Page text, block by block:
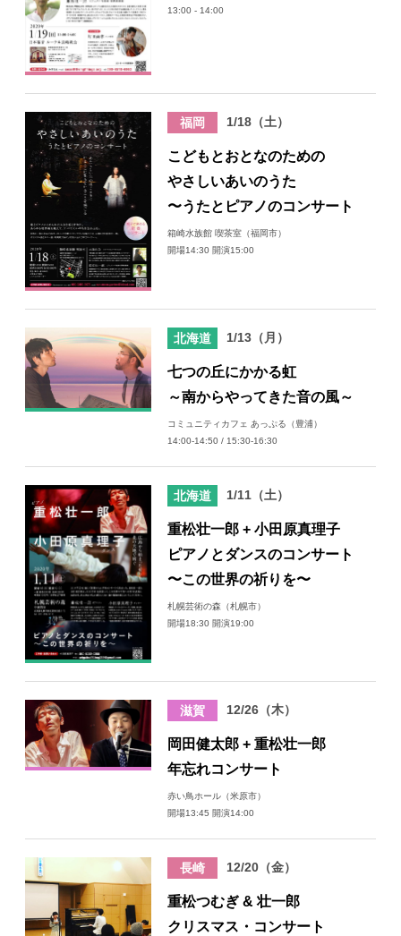
Specials
プロフィール
演奏依頼
お問い合わせ
13:00 - 14:00
福岡 1/18（土）
こどもとおとなのための
やさしいあいのうた
〜うたとピアノのコンサート
箱崎水族館 喫茶室（福岡市）
開場14:30 開演15:00
北海道 1/13（月）
七つの丘にかかる虹
～南からやってきた音の風～
コミュニティカフェ あっぷる（豊浦）
14:00-14:50 / 15:30-16:30
北海道 1/11（土）
重松壮一郎 + 小田原真理子
ピアノとダンスのコンサート
〜この世界の祈りを〜
札幌芸術の森（札幌市）
開場18:30 開演19:00
滋賀 12/26（木）
岡田健太郎 + 重松壮一郎
年忘れコンサート
赤い鳥ホール（米原市）
開場13:45 開演14:00
長崎 12/20（金）
重松つむぎ & 壮一郎
クリスマス・コンサート